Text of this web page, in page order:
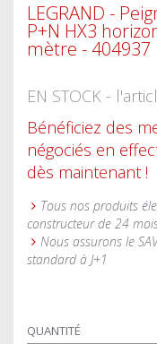
LEGRAND -
P+N HX3
mètre - 404937
EN STOCK -
Bénéficiez des
négociés en
dès maintenant !
Tous nos produits
constructeur de 24
Nous assurons le
standard à J+1
QUANTITÉ